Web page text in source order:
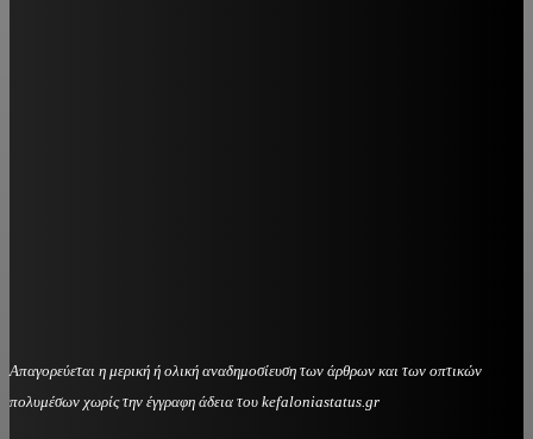
Απαγορεύεται η μερική ή ολική αναδημοσίευση των άρθρων και των οπτικών
πολυμέσων χωρίς την έγγραφη άδεια του kefaloniastatus.gr